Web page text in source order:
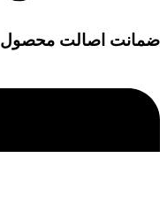
ضمانت اصالت محصول